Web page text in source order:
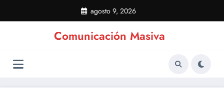
contenido
agosto 9, 2026
Comunicación Masiva